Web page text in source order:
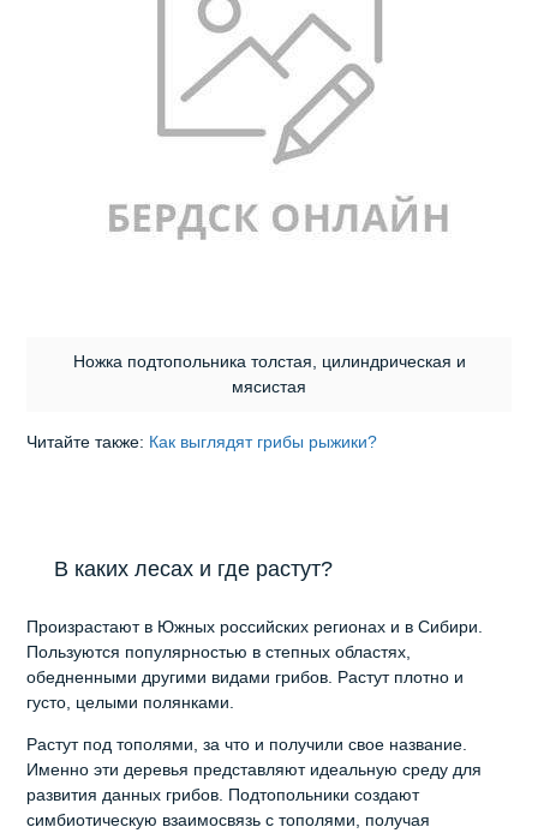
Ножка подтопольника толстая, цилиндрическая и
мясистая
Читайте также: Как выглядят грибы рыжики?
В каких лесах и где растут?
Произрастают в Южных российских регионах и в Сибири.
Пользуются популярностью в степных областях,
обедненными другими видами грибов. Растут плотно и
густо, целыми полянками.
Растут под тополями, за что и получили свое название.
Именно эти деревья представляют идеальную среду для
развития данных грибов. Подтопольники создают
симбиотическую взаимосвязь с тополями, получая